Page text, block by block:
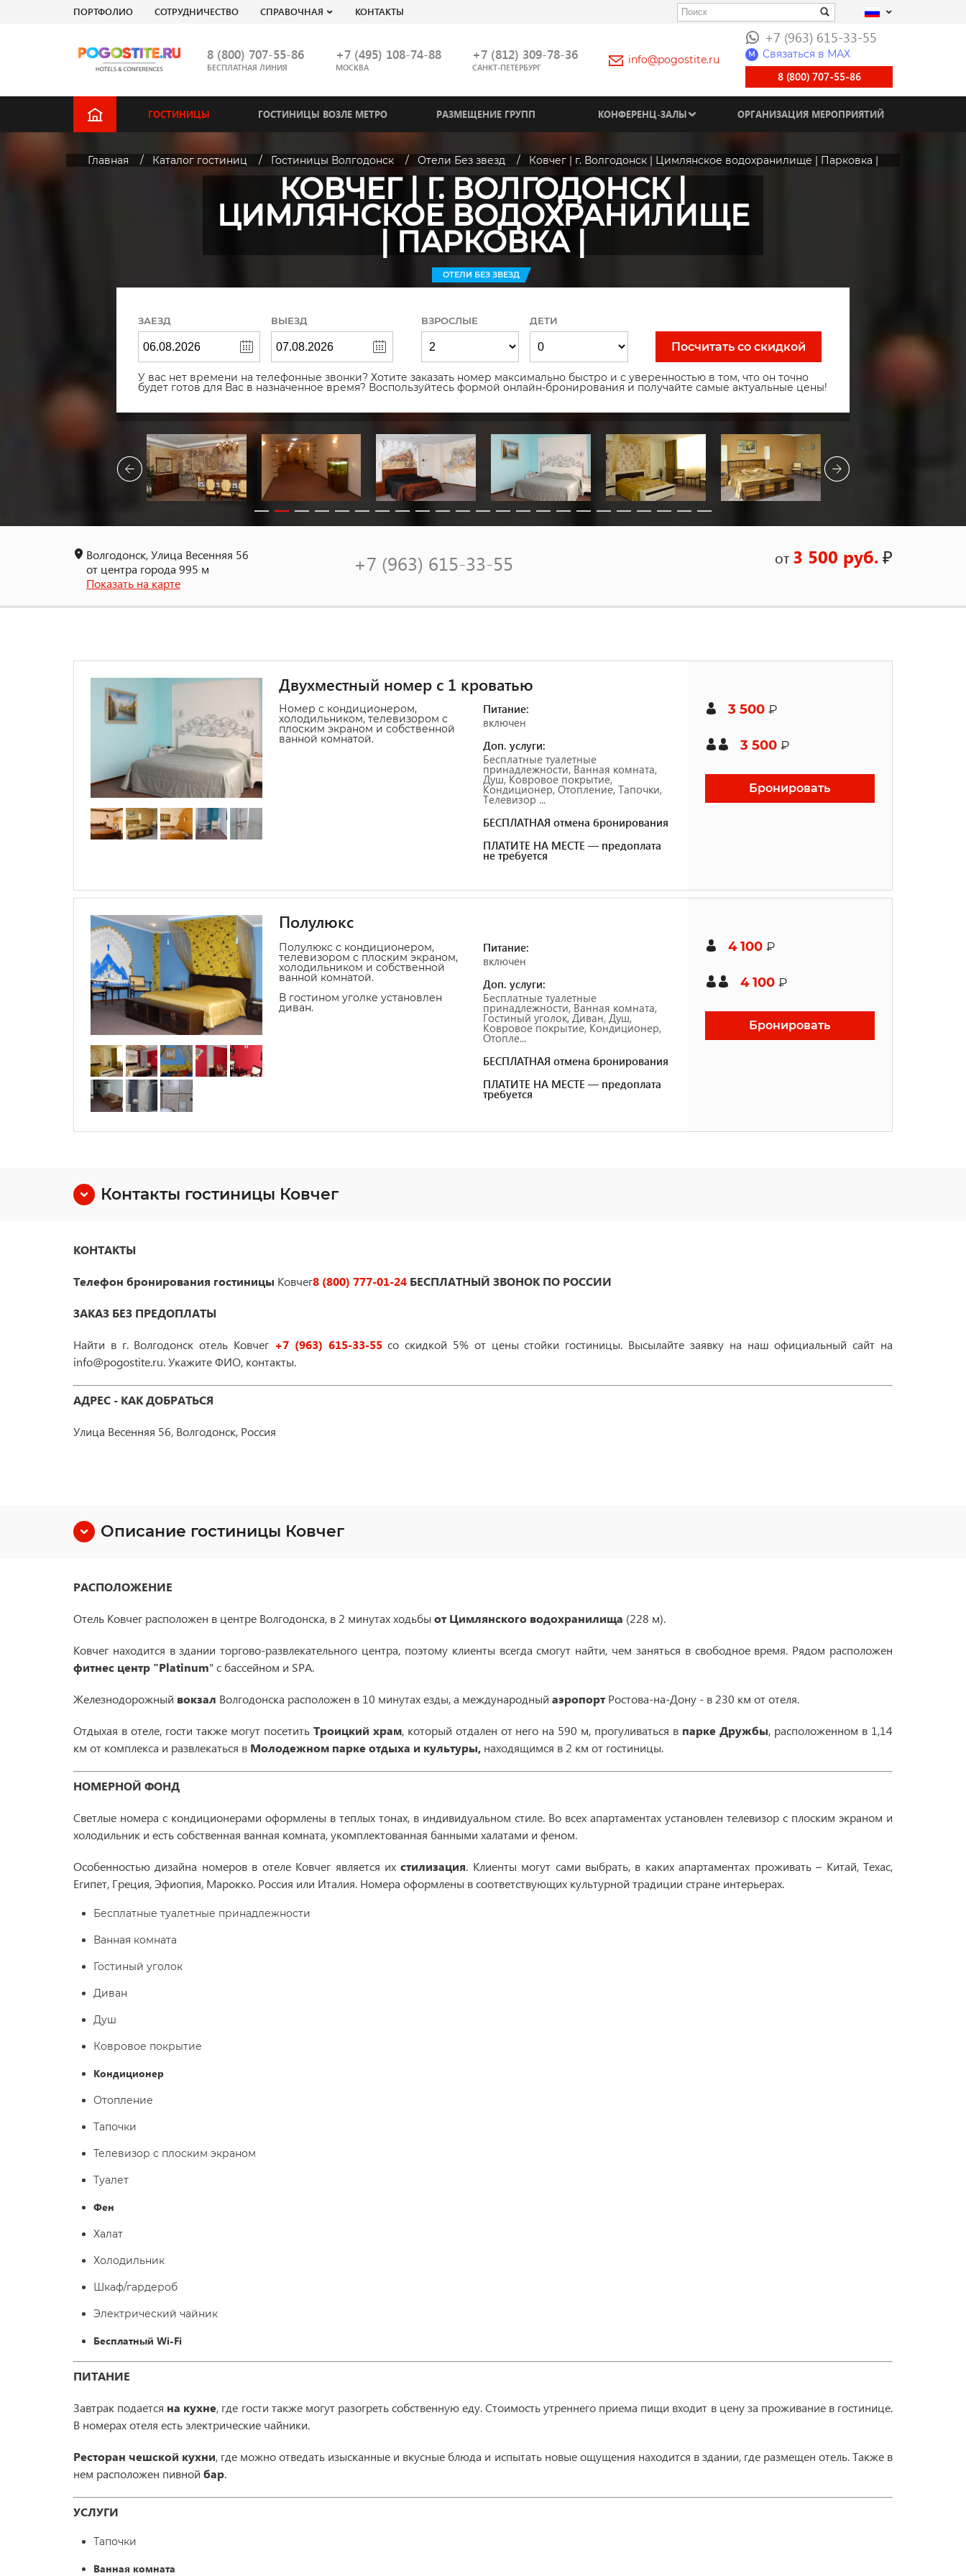
ПОРТФОЛИО СОТРУДНИЧЕСТВО СПРАВОЧНАЯ КОНТАКТЫ
8 (800) 707-55-86
БЕСПЛАТНАЯ ЛИНИЯ
+7 (495) 108-74-88
МОСКВА
+7 (812) 309-78-36
САНКТ-ПЕТЕРБУРГ
info@pogostite.ru
+7 (963) 615-33-55
M Связаться в МАХ
8 (800) 707-55-86
ГОСТИНИЦЫ ГОСТИНИЦЫ ВОЗЛЕ МЕТРО РАЗМЕЩЕНИЕ ГРУПП КОНФЕРЕНЦ-ЗАЛЫ ОРГАНИЗАЦИЯ МЕРОПРИЯТИЙ
Главная Каталог гостиниц Гостиницы Волгодонск Отели Без звезд Ковчег | г. Волгодонск | Цимлянское водохранилище | Парковка |
КОВЧЕГ | Г. ВОЛГОДОНСК |
ЦИМЛЯНСКОЕ ВОДОХРАНИЛИЩЕ
| ПАРКОВКА |
ОТЕЛИ БЕЗ ЗВЕЗД
ЗАЕЗД ВЫЕЗД ВЗРОСЛЫЕ ДЕТИ
Посчитать со скидкой
У вас нет времени на телефонные звонки? Хотите заказать номер максимально быстро и с уверенностью в том, что он точно
будет готов для Вас в назначенное время? Воспользуйтесь формой онлайн-бронирования и получайте самые актуальные цены!
Волгодонск, Улица Весенняя 56
от центра города 995 м
Показать на карте
+7 (963) 615-33-55 от 3 500 руб.₽
Двухместный номер с 1 кроватью
Номер с кондиционером,
холодильником, телевизором с
плоским экраном и собственной
ванной комнатой.
Питание:
включен
Доп. услуги:
Бесплатные туалетные
принадлежности, Ванная комната,
Душ, Ковровое покрытие,
Кондиционер, Отопление, Тапочки,
Телевизор ...
БЕСПЛАТНАЯ отмена бронирования
ПЛАТИТЕ НА МЕСТЕ — предоплата
не требуется
3 500 ₽
3 500 ₽
Бронировать
Полулюкс
Полулюкс с кондиционером,
телевизором с плоским экраном,
холодильником и собственной
ванной комнатой.
В гостином уголке установлен
диван.
Питание:
включен
Доп. услуги:
Бесплатные туалетные
принадлежности, Ванная комната,
Гостиный уголок, Диван, Душ,
Ковровое покрытие, Кондиционер,
Отопле...
БЕСПЛАТНАЯ отмена бронирования
ПЛАТИТЕ НА МЕСТЕ — предоплата
требуется
4 100 ₽
4 100 ₽
Бронировать
Контакты гостиницы Ковчег
КОНТАКТЫ
Телефон бронирования гостиницы Ковчег8 (800) 777-01-24 БЕСПЛАТНЫЙ ЗВОНОК ПО РОССИИ
ЗАКАЗ БЕЗ ПРЕДОПЛАТЫ
Найти в г. Волгодонск отель Ковчег +7 (963) 615-33-55со скидкой 5% от цены стойки гостиницы. Высылайте заявку на наш официальный сайт на
info@pogostite.ru. Укажите ФИО, контакты.
АДРЕС - КАК ДОБРАТЬСЯ
Улица Весенняя 56, Волгодонск, Россия
Описание гостиницы Ковчег
РАСПОЛОЖЕНИЕ
Отель Ковчег расположен в центре Волгодонска, в 2 минутах ходьбы от Цимлянского водохранилища (228 м).
Ковчег находится в здании торгово-развлекательного центра, поэтому клиенты всегда смогут найти, чем заняться в свободное время. Рядом расположен
фитнес центр "Platinum" с бассейном и SPA.
Железнодорожный вокзал Волгодонска расположен в 10 минутах езды, а международный аэропорт Ростова-на-Дону - в 230 км от отеля.
Отдыхая в отеле, гости также могут посетить Троицкий храм, который отдален от него на 590 м, прогуливаться в парке Дружбы, расположенном в 1,14
км от комплекса и развлекаться в Молодежном парке отдыха и культуры, находящимся в 2 км от гостиницы.
НОМЕРНОЙ ФОНД
Светлые номера с кондиционерами оформлены в теплых тонах, в индивидуальном стиле. Во всех апартаментах установлен телевизор с плоским экраном и
холодильник и есть собственная ванная комната, укомплектованная банными халатами и феном.
Особенностью дизайна номеров в отеле Ковчег является ихстилизация. Клиенты могут сами выбрать, в каких апартаментах проживать – Китай, Техас,
Египет, Греция, Эфиопия, Марокко. Россия или Италия. Номера оформлены в соответствующих культурной традиции стране интерьерах.
Бесплатные туалетные принадлежности
Ванная комната
Гостиный уголок
Диван
Душ
Ковровое покрытие
Кондиционер
Отопление
Тапочки
Телевизор с плоским экраном
Туалет
Фен
Халат
Холодильник
Шкаф/гардероб
Электрический чайник
Бесплатный Wi-Fi
ПИТАНИЕ
Завтрак подается на кухне, где гости также могут разогреть собственную еду. Стоимость утреннего приема пищи входит в цену за проживание в гостинице.
В номерах отеля есть электрические чайники.
Ресторан чешской кухни, где можно отведать изысканные и вкусные блюда и испытать новые ощущения находится в здании, где размещен отель. Также в
нем расположен пивной бар.
УСЛУГИ
Тапочки
Ванная комната